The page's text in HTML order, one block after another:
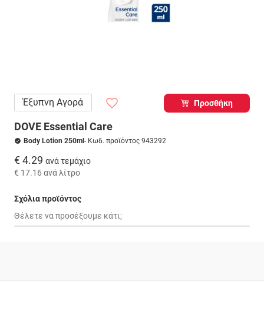
Έξυπνη Αγορά Προσθήκη
DOVE Essential Care
Body Lotion 250ml - Κωδ. προϊόντος 943292
€ 4.29 ανά τεμάχιο
€ 17.16 ανά λίτρο
Σχόλια προϊόντος